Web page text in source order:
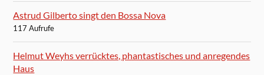
Astrud Gilberto singt den Bossa Nova
117 Aufrufe
Helmut Weyhs verrücktes, phantastisches und anregendes
Haus